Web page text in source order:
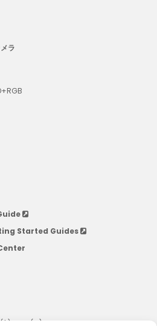
ラ
Started Guides
($) & EU (€)